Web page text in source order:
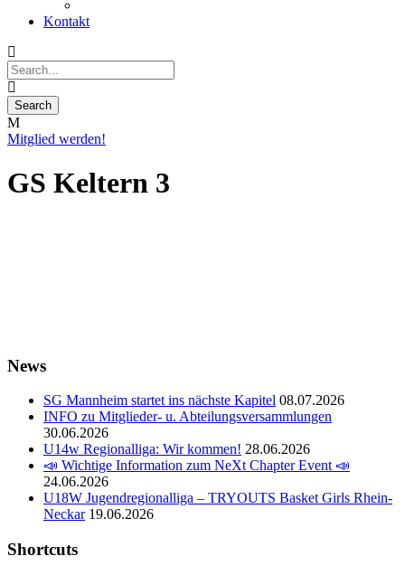
Kontakt
Mitglied werden!
GS Keltern 3
News
SG Mannheim startet ins nächste Kapitel 08.07.2026
INFO zu Mitglieder- u. Abteilungsversammlungen
30.06.2026
U14w Regionalliga: Wir kommen! 28.06.2026
📣 Wichtige Information zum NeXt Chapter Event 📣
24.06.2026
U18W Jugendregionalliga – TRYOUTS Basket Girls Rhein-
Neckar 19.06.2026
Shortcuts